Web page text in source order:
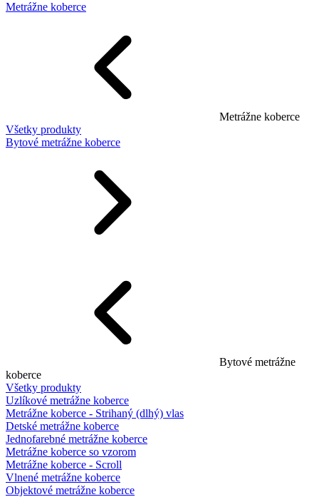
Metrážne koberce
Metrážne koberce
Všetky produkty
Bytové metrážne koberce
Bytové metrážne
koberce
Všetky produkty
Uzlíkové metrážne koberce
Metrážne koberce - Strihaný (dlhý) vlas
Detské metrážne koberce
Jednofarebné metrážne koberce
Metrážne koberce so vzorom
Metrážne koberce - Scroll
Vlnené metrážne koberce
Objektové metrážne koberce